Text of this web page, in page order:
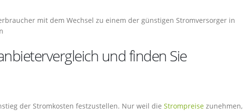
mit dem Wechsel zu einem der günstigen Stromversorger in
und finden Sie
der Stromkosten festzustellen. Nur weil die Strompreise zunehmen,